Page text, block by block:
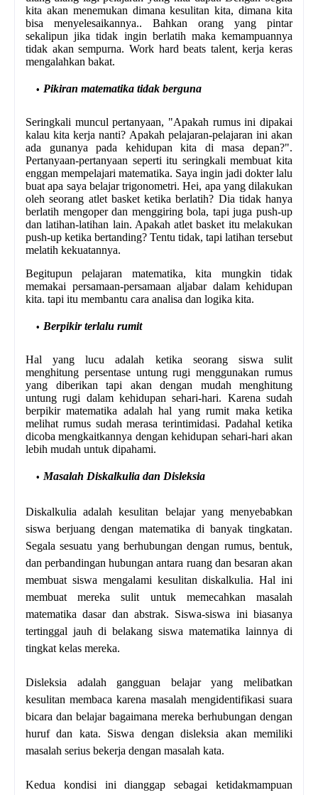
kita akan menemukan dimana kesulitan kita, dimana kita
bisa menyelesaikannya.. Bahkan orang yang pintar
sekalipun jika tidak ingin berlatih maka kemampuannya
tidak akan sempurna. Work hard beats talent, kerja keras
mengalahkan bakat.
Pikiran matematika tidak berguna
Seringkali muncul pertanyaan, "Apakah rumus ini dipakai
kalau kita kerja nanti? Apakah pelajaran-pelajaran ini akan
ada gunanya pada kehidupan kita di masa depan?".
Pertanyaan-pertanyaan seperti itu seringkali membuat kita
enggan mempelajari matematika. Saya ingin jadi dokter lalu
buat apa saya belajar trigonometri. Hei, apa yang dilakukan
oleh seorang atlet basket ketika berlatih? Dia tidak hanya
berlatih mengoper dan menggiring bola, tapi juga push-up
dan latihan-latihan lain. Apakah atlet basket itu melakukan
push-up ketika bertanding? Tentu tidak, tapi latihan tersebut
melatih kekuatannya.
Begitupun pelajaran matematika, kita mungkin tidak
memakai persamaan-persamaan aljabar dalam kehidupan
kita. tapi itu membantu cara analisa dan logika kita.
Berpikir terlalu rumit
Hal yang lucu adalah ketika seorang siswa sulit
menghitung persentase untung rugi menggunakan rumus
yang diberikan tapi akan dengan mudah menghitung
untung rugi dalam kehidupan sehari-hari. Karena sudah
berpikir matematika adalah hal yang rumit maka ketika
melihat rumus sudah merasa terintimidasi. Padahal ketika
dicoba mengkaitkannya dengan kehidupan sehari-hari akan
lebih mudah untuk dipahami.
Masalah Diskalkulia dan Disleksia
Diskalkulia adalah kesulitan belajar yang menyebabkan
siswa berjuang dengan matematika di banyak tingkatan.
Segala sesuatu yang berhubungan dengan rumus, bentuk,
dan perbandingan hubungan antara ruang dan besaran akan
membuat siswa mengalami kesulitan diskalkulia. Hal ini
membuat mereka sulit untuk memecahkan masalah
matematika dasar dan abstrak. Siswa-siswa ini biasanya
tertinggal jauh di belakang siswa matematika lainnya di
tingkat kelas mereka.
Disleksia adalah gangguan belajar yang melibatkan
kesulitan membaca karena masalah mengidentifikasi suara
bicara dan belajar bagaimana mereka berhubungan dengan
huruf dan kata. Siswa dengan disleksia akan memiliki
masalah serius bekerja dengan masalah kata.
Kedua kondisi ini dianggap sebagai ketidakmampuan